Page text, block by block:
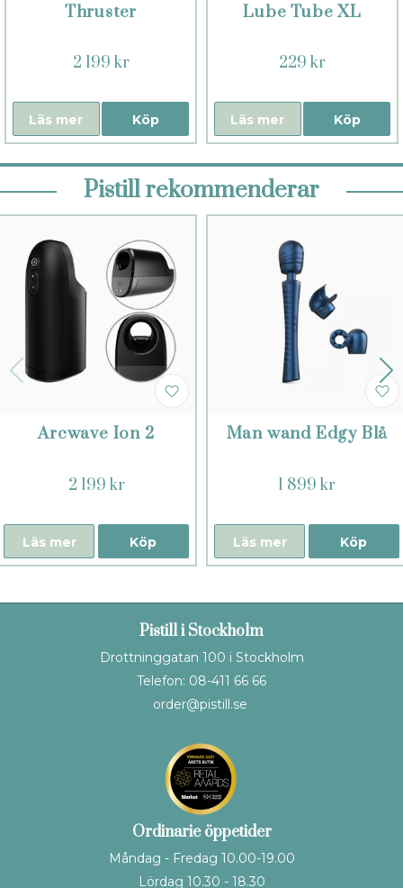
Thruster
2 199 kr
Köp
Läs mer
Lube Tube XL
229 kr
Köp
Läs mer
Pistill rekommenderar
Arcwave Ion 2
2 199 kr
Köp
Läs mer
Man wand Edgy Blå
1 899 kr
Köp
Läs mer
Pistill i Stockholm
Drottninggatan 100 i Stockholm
Telefon: 08-411 66 66
order@pistill.se
Ordinarie öppetider
Måndag - Fredag 10.00-19.00
Lördag 10.30 - 18.30